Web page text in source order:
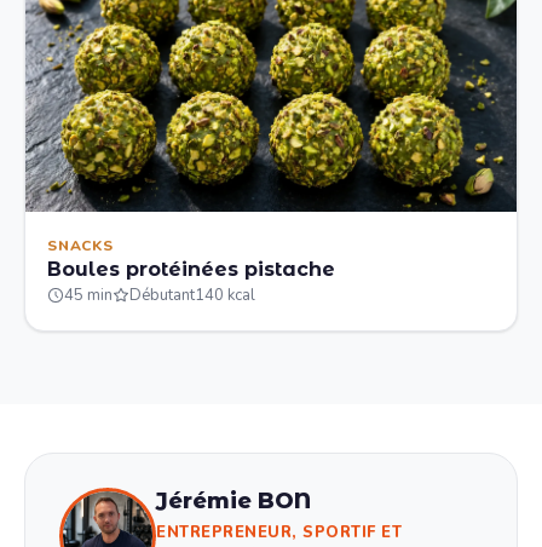
SNACKS
Boules protéinées pistache
45 min Débutant140 kcal
Jérémie BON
ENTREPRENEUR, SPORTIF ET